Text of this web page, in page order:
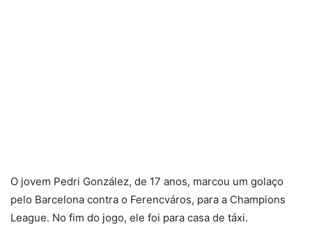
O jovem Pedri González, de 17 anos, marcou um golaço
pelo Barcelona contra o Ferencváros, para a Champions
League. No fim do jogo, ele foi para casa de táxi.